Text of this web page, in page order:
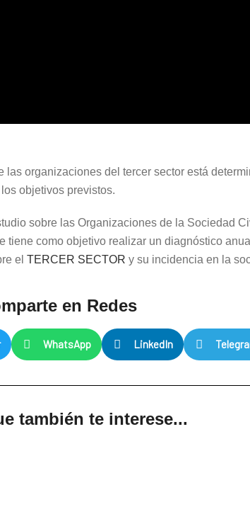
las organizaciones del tercer sector está
los objetivos previstos.
sobre las Organizaciones de la Sociedad
tiene como objetivo realizar un diagnóstico
el TERCER SECTOR y su incidencia en la
en Redes
WhatsApp LinkedIn
también te interese...